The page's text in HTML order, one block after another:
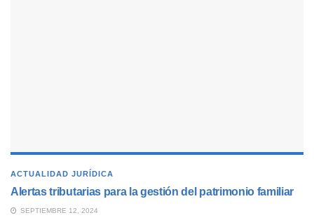
ACTUALIDAD JURÍDICA
Alertas tributarias para la gestión del patrimonio familiar
SEPTIEMBRE 12, 2024